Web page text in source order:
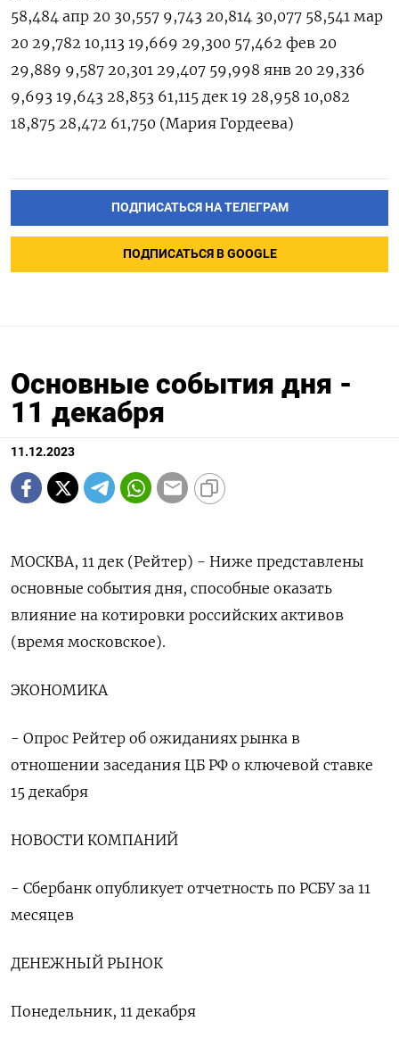
58,484 апр 20 30,557 9,743 20,814 30,077 58,541 мар
20 29,782 10,113 19,669 29,300 57,462 фев 20
29,889 9,587 20,301 29,407 59,998 янв 20 29,336
9,693 19,643 28,853 61,115 дек 19 28,958 10,082
18,875 28,472 61,750 (Мария Гордеева)
ПОДПИСАТЬСЯ НА ТЕЛЕГРАМ
ПОДПИСАТЬСЯ В GOOGLE
Основные события дня -
11 декабря
11.12.2023
МОСКВА, 11 дек (Рейтер) - Ниже представлены
основные события дня, способные оказать
влияние на котировки российских активов
(время московское).
ЭКОНОМИКА
- Опрос Рейтер об ожиданиях рынка в
отношении заседания ЦБ РФ о ключевой ставке
15 декабря
НОВОСТИ КОМПАНИЙ
- Сбербанк опубликует отчетность по РСБУ за 11
месяцев
ДЕНЕЖНЫЙ РЫНОК
Понедельник, 11 декабря